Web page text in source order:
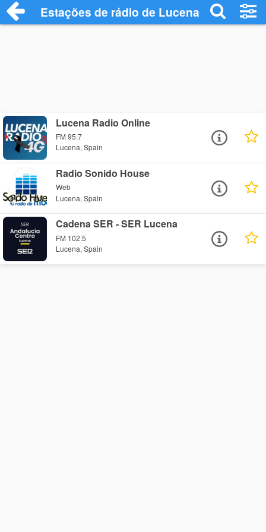
Estações de rádio de Lucena - Ouça
Lucena Radio Online
FM 95.7
Lucena, Spain
Radio Sonido House
Web
Lucena, Spain
Cadena SER - SER Lucena
FM 102.5
Lucena, Spain